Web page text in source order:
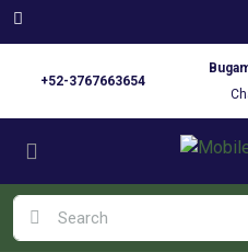
+52-3767663654